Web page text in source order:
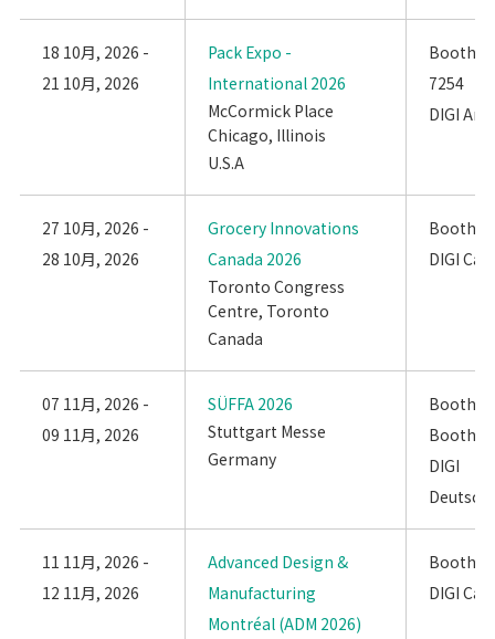
18 10月, 2026 -
21 10月, 2026
Pack Expo -
International 2026
McCormick Place
Chicago, Illinois
U.S.A
Booth:
7254
DIGI
27 10月, 2026 -
28 10月, 2026
Grocery Innovations
Canada 2026
Toronto Congress
Centre, Toronto
Canada
Booth:
DIGI
07 11月, 2026 -
09 11月, 2026
SÜFFA 2026
Stuttgart Messe
Germany
Booth:
Booth
DIGI
11 11月, 2026 -
12 11月, 2026
Advanced Design &
Manufacturing
Montréal (ADM 2026)
Booth:
DIGI